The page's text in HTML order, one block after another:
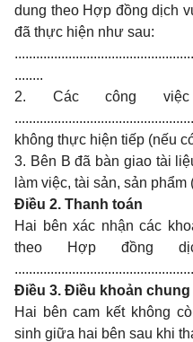
dung theo Hợp đồng dịch
đã thực hiện như sau:
........
2. Các công
không thực hiện tiếp (nếu
3. Bên B đã bàn giao tài
làm việc, tài sản, sản phẩm
Điều 2. Thanh toán
Hai bên xác nhận các
theo Hợp đồng
Điều 3. Điều khoản chung
Hai bên cam kết không
sinh giữa hai bên sau khi